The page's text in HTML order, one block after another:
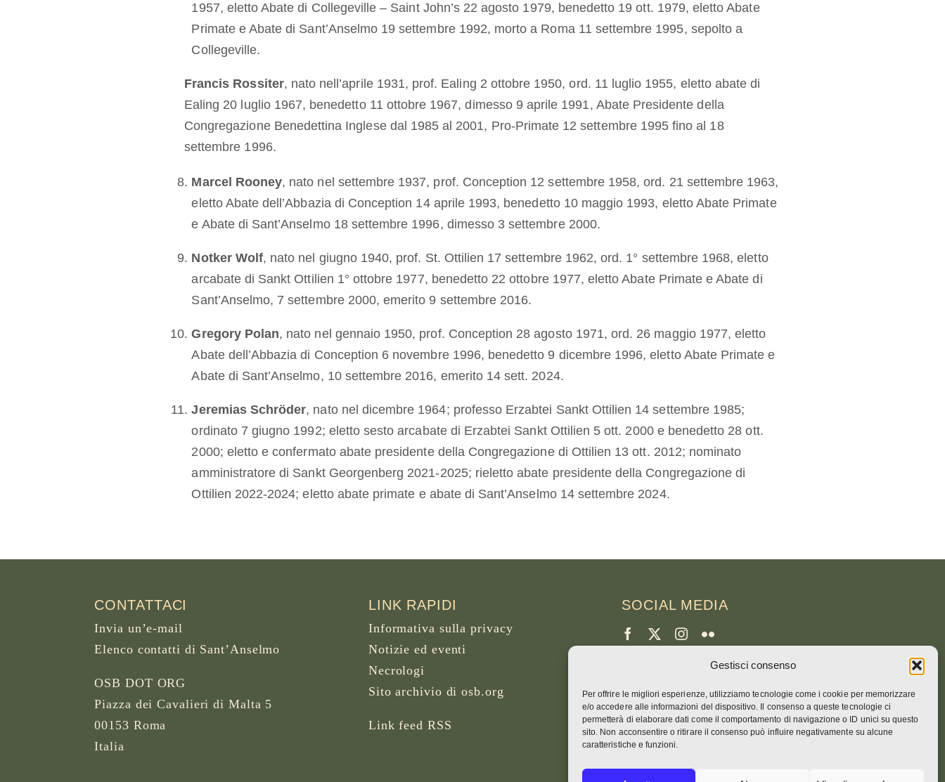
Gestisci consenso
Per offrire le migliori esperienze, utilizziamo tecnologie come i cookie per memorizzare
e/o accedere alle informazioni del dispositivo. Il consenso a queste tecnologie ci
permetterà di elaborare dati come il comportamento di navigazione o ID unici su questo
sito. Non acconsentire o ritirare il consenso può influire negativamente su alcune
caratteristiche e funzioni.
1957, eletto Abate di Collegeville – Saint John’s 22 agosto 1979, benedetto 19 ott. 1979, eletto Abate
Primate e Abate di Sant’Anselmo 19 settembre 1992, morto a Roma 11 settembre 1995, sepolto a
Collegeville.
Francis Rossiter, nato nell’aprile 1931, prof. Ealing 2 ottobre 1950, ord. 11 luglio 1955, eletto abate di
Ealing 20 luglio 1967, benedetto 11 ottobre 1967, dimesso 9 aprile 1991, Abate Presidente della
Congregazione Benedettina Inglese dal 1985 al 2001, Pro-Primate 12 settembre 1995 fino al 18
settembre 1996.
Marcel Rooney, nato nel settembre 1937, prof. Conception 12 settembre 1958, ord. 21 settembre 1963,
eletto Abate dell’Abbazia di Conception 14 aprile 1993, benedetto 10 maggio 1993, eletto Abate Primate
e Abate di Sant’Anselmo 18 settembre 1996, dimesso 3 settembre 2000.
Notker Wolf, nato nel giugno 1940, prof. St. Ottilien 17 settembre 1962, ord. 1° settembre 1968, eletto
arcabate di Sankt Ottilien 1° ottobre 1977, benedetto 22 ottobre 1977, eletto Abate Primate e Abate di
Sant’Anselmo, 7 settembre 2000, emerito 9 settembre 2016.
Gregory Polan, nato nel gennaio 1950, prof. Conception 28 agosto 1971, ord. 26 maggio 1977, eletto
Abate dell’Abbazia di Conception 6 novembre 1996, benedetto 9 dicembre 1996, eletto Abate Primate e
Abate di Sant’Anselmo, 10 settembre 2016, emerito 14 sett. 2024.
Jeremias Schröder, nato nel dicembre 1964; professo Erzabtei Sankt Ottilien 14 settembre 1985;
ordinato 7 giugno 1992; eletto sesto arcabate di Erzabtei Sankt Ottilien 5 ott. 2000 e benedetto 28 ott.
2000; eletto e confermato abate presidente della Congregazione di Ottilien 13 ott. 2012; nominato
amministratore di Sankt Georgenberg 2021-2025; rieletto abate presidente della Congregazione di
Ottilien 2022-2024; eletto abate primate e abate di Sant’Anselmo 14 settembre 2024.
CONTATTACI
Invia un’e-mail
Elenco contatti di Sant’Anselmo
OSB DOT ORG
Piazza dei Cavalieri di Malta 5
00153 Roma
Italia
LINK RAPIDI
Informativa sulla privacy
Notizie ed eventi
Necrologi
Sito archivio di osb.org
Link feed RSS
SOCIAL MEDIA
Foto della pagina
Bruno Rotival
Web, design, foto e testo